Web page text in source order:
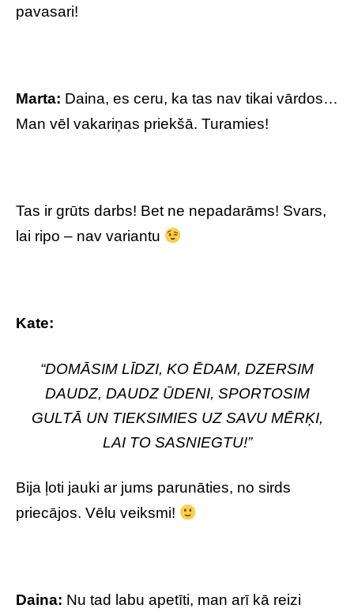
pavasari!
Marta: Daina, es ceru, ka tas nav tikai vārdos…
Man vēl vakariņas priekšā. Turamies!
Tas ir grūts darbs! Bet ne nepadarāms! Svars,
lai ripo – nav variantu
Kate:
“DOMĀSIM LĪDZI, KO ĒDAM, DZERSIM
DAUDZ, DAUDZ ŪDENI, SPORTOSIM
GULTĀ UN TIEKSIMIES UZ SAVU MĒRĶI,
LAI TO SASNIEGTU!”
Bija ļoti jauki ar jums parunāties, no sirds
priecājos. Vēlu veiksmi!
Daina: Nu tad labu apetīti, man arī kā reizi